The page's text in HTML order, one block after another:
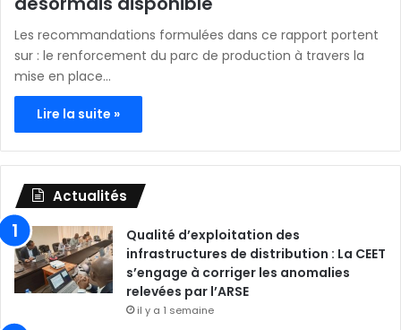
Les recommandations formulées dans ce rapport portent
sur : le renforcement du parc de production à travers la
mise en place…
Lire la suite »
Actualités
Qualité d’exploitation des
infrastructures de distribution : La CEET
s’engage à corriger les anomalies
relevées par l’ARSE
il y a 1 semaine